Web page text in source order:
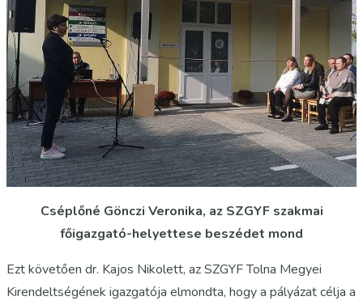
Cséplőné Gönczi Veronika, az SZGYF szakmai
főigazgató-helyettese beszédet mond
Ezt követően dr. Kajos Nikolett, az SZGYF Tolna Megyei
Kirendeltségének igazgatója elmondta, hogy a pályázat célja a